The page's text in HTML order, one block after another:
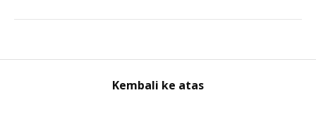
Kembali ke atas